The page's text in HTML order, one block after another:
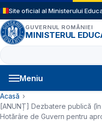
Sari la conținutul principal
Site oficial al Ministerului
GUVERNUL ROMÂNIEI
MINISTERUL
Caută
Meniu
Navigație principală
Cale de navigare
Acasă
[ANUNȚ] Dezbatere publică
Hotărâre de Guvern pentru